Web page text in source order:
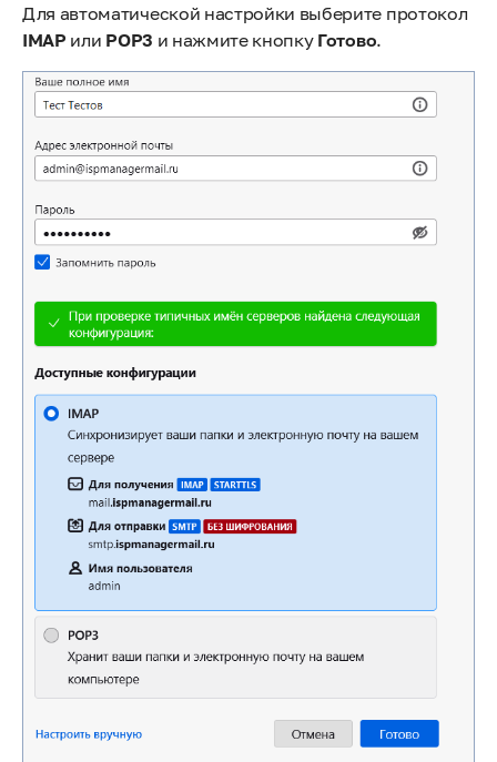
Для автоматической настройки выберите протокол
IMAP или POP3 и нажмите кнопкуГотово.